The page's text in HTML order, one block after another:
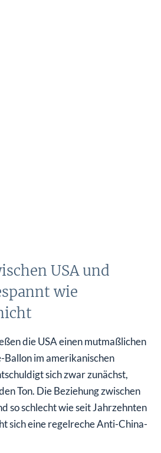
USA und
wie
die USA einen mutmaßlichen
Ballon im amerikanischen
sich zwar zunächst,
Ton. Die Beziehung zwischen
so schlecht wie seit Jahrzehnten
sich eine regelreche Anti-China-